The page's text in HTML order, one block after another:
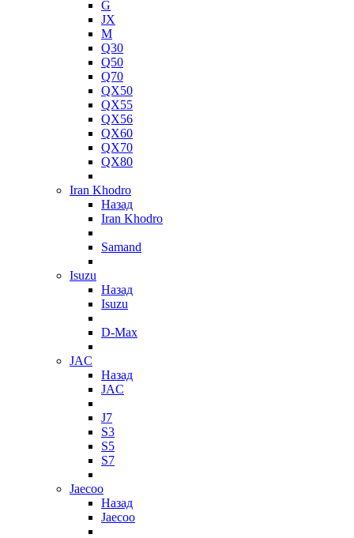
G
JX
M
Q30
Q50
Q70
QX50
QX55
QX56
QX60
QX70
QX80
Iran Khodro
Назад
Iran Khodro
Samand
Isuzu
Назад
Isuzu
D-Max
JAC
Назад
JAC
J7
S3
S5
S7
Jaecoo
Назад
Jaecoo